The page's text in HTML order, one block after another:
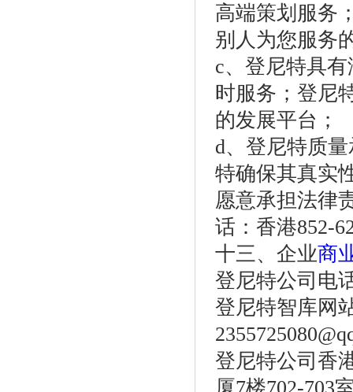
高端策划服务
别人为您服务
c、登尼特具
时服务；登尼
的发展平台；
d、登尼特质
特确保其真实
愿意承担法律
话：香港852-
十三、企业商
登尼特公司电
登尼特智库网
登尼特公司香